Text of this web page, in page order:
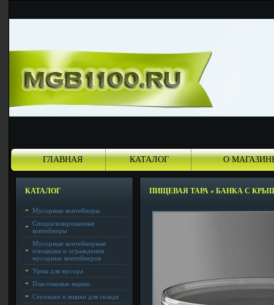
ГЛАВНАЯ КАТАЛОГ О
КАТАЛОГ
Мусорные контейнеры
Специализированные
контейнеры
Мусорные контейнерные
площадки и ограждения
мусорных контейнеров
Урны для мусора
Пластиковые ящики
Стеллажи и ящики для склада
ПИЩЕВАЯ ТАРА » БАНКА С